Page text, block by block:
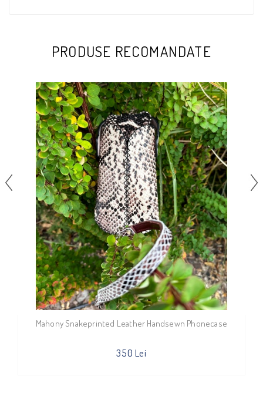
PRODUSE RECOMANDATE
Mahony Snakeprinted Leather Handsewn Phonecase
350 Lei